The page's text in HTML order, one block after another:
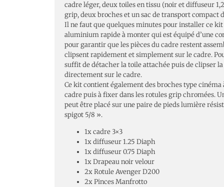
cadre léger, deux toiles en tissu (noir et diffuseur
grip, deux broches et un sac de transport compact
Il ne faut que quelques minutes pour installer ce kit
aluminium rapide à monter qui est équipé d’une
pour garantir que les pièces du cadre restent
clipsent rapidement et simplement sur le cadre.
suffit de détacher la toile attachée puis de clipser
directement sur le cadre.
Ce kit contient également des broches type cinéma
cadre puis à fixer dans les rotules grip chromées.
peut être placé sur une paire de pieds lumière
spigot 5/8 ».
1x cadre 3×3
1x diffuseur 1.25 Diaph
1x diffuseur 0.75 Diaph
1x Drapeau noir velour
2x Rotule Avenger D200
2x Pinces Manfrotto